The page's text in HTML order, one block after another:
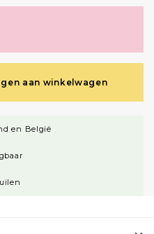
aan winkelwagen
en België